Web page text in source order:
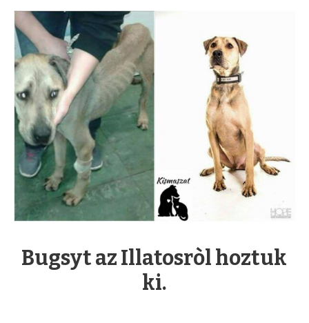
Bugsyt az Illatosròl hoztuk
ki.